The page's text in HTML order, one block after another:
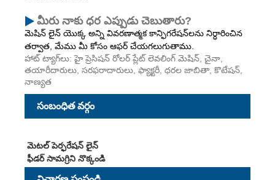
మీరు నాకు ధర ఎప్పుడు చెబుతారు?
మెషిన్ లైన్ యొక్క అన్ని వివరణాత్మక కాన్ఫిగరేషన్‌లను నిర్ధారించిన
తర్వాత, మేము మీ కోసం ఆఫర్ చేయగలుగుతాము.
హాట్ ట్యాగ్‌లు: హై ప్రెసిషన్ రోలర్ ప్లేట్ లెవలింగ్ మెషిన్, చైనా,
తయారీదారులు, సరఫరాదారులు, ఫ్యాక్టరీ, ధరల జాబితా, కొటేషన్,
నాణ్యత
సంబంధిత వర్గం
మెటల్ పెర్ఫరేషన్ లైన్
ఫీడర్ సామగ్రిని నొక్కండి